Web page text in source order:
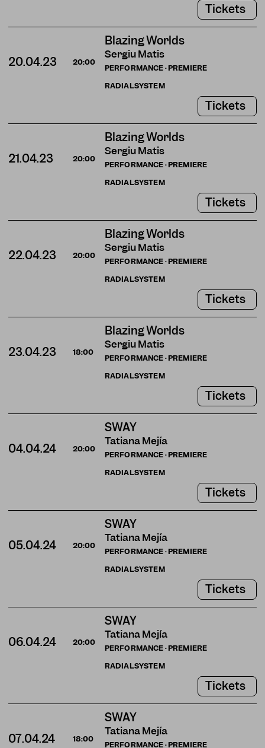
Tickets
Blazing Worlds
Sergiu Matis
PERFORMANCE · PREMIERE
20.04.23 20:00
RADIALSYSTEM
Tickets
Blazing Worlds
Sergiu Matis
PERFORMANCE · PREMIERE
21.04.23 20:00
RADIALSYSTEM
Tickets
Blazing Worlds
Sergiu Matis
PERFORMANCE · PREMIERE
22.04.23 20:00
RADIALSYSTEM
Tickets
Blazing Worlds
Sergiu Matis
PERFORMANCE · PREMIERE
23.04.23 18:00
RADIALSYSTEM
Tickets
SWAY
Tatiana Mejía
PERFORMANCE · PREMIERE
04.04.24 20:00
RADIALSYSTEM
Tickets
SWAY
Tatiana Mejía
PERFORMANCE · PREMIERE
05.04.24 20:00
RADIALSYSTEM
Tickets
SWAY
Tatiana Mejía
PERFORMANCE · PREMIERE
06.04.24 20:00
RADIALSYSTEM
Tickets
SWAY
Tatiana Mejía
PERFORMANCE · PREMIERE
07.04.24 18:00